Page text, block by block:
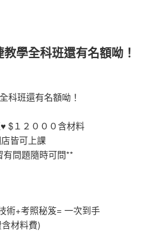
學全科班還有名額呦！
科班還有名額呦！
♥ $１２０００含材料
皆可上課
問題隨時可問**
術+考照秘笈= 一次到手
材料費)